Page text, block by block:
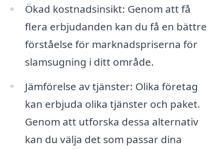
Ökad kostnadsinsikt: Genom att få
flera erbjudanden kan du få en bättre
förståelse för marknadspriserna för
slamsugning i ditt område.
Jämförelse av tjänster: Olika företag
kan erbjuda olika tjänster och paket.
Genom att utforska dessa alternativ
kan du välja det som passar dina